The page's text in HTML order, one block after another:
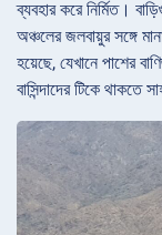
ব্যবহার করে নির্মিত।
অঞ্চলের জলবায়ুর সঙ্গে
হয়েছে, যেখানে পাশের
বাসিন্দাদের টিকে থাকতে